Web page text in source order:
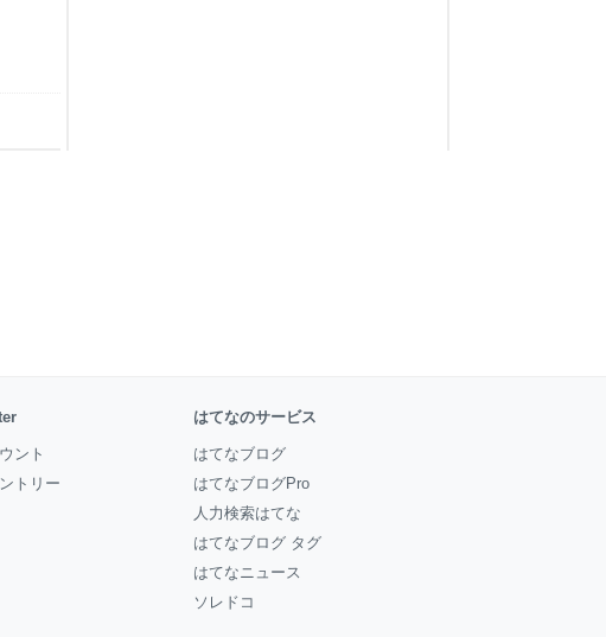
ント
トリー
はてなのサービス
はてなブログ
はてなブログPro
人力検索はてな
はてなブログ タグ
はてなニュース
ソレドコ